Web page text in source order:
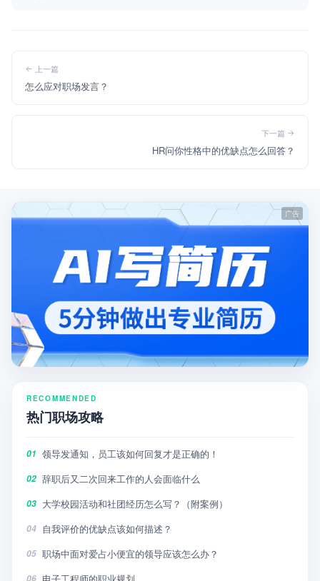
上一篇
怎么应对职场发言？
下一篇
HR问你性格中的优缺点怎么回答？
RECOMMENDED
热门职场攻略
01 领导发通知，员工该如何回复才是正确的！
02 辞职后又二次回来工作的人会面临什么
03 大学校园活动和社团经历怎么写？（附案例）
04 自我评价的优缺点该如何描述？
05 职场中面对爱占小便宜的领导应该怎么办？